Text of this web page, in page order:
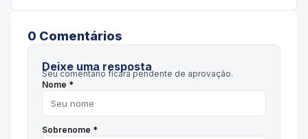
0 Comentários
Deixe uma resposta
Seu comentário ficará pendente de aprovação.
Nome *
Sobrenome *